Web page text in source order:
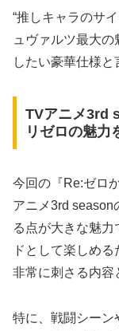
“推しキャラのサ
ュヴァルツ最大
したい豪華仕様と
TVアニメ3rd
リゼロの魅力
今回の『Re:ゼロ
アニメ3rd season
る点が大きな魅
ドとして楽しめ
非常に刺さる内容
特に、戦闘シーン